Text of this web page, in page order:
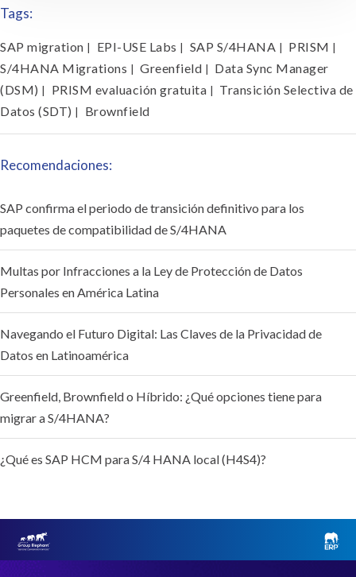
Tags:
SAP migration | EPI-USE Labs | SAP S/4HANA | PRISM |
S/4HANA Migrations | Greenfield | Data Sync Manager
(DSM) | PRISM evaluación gratuita | Transición Selectiva de
Datos (SDT) | Brownfield
Recomendaciones:
SAP confirma el periodo de transición definitivo para los
paquetes de compatibilidad de S/4HANA
Multas por Infracciones a la Ley de Protección de Datos
Personales en América Latina
Navegando el Futuro Digital: Las Claves de la Privacidad de
Datos en Latinoamérica
Greenfield, Brownfield o Híbrido: ¿Qué opciones tiene para
migrar a S/4HANA?
¿Qué es SAP HCM para S/4 HANA local (H4S4)?